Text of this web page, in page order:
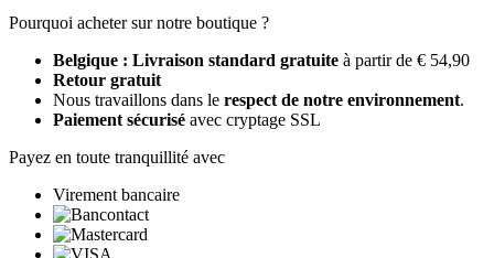
Pourquoi acheter sur notre boutique ?
Belgique : Livraison standard gratuite à partir de € 54,90
Retour gratuit
Nous travaillons dans le respect de notre environnement.
Paiement sécurisé avec cryptage SSL
Payez en toute tranquillité avec
Virement bancaire